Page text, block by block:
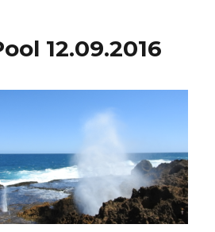
12.09.2016